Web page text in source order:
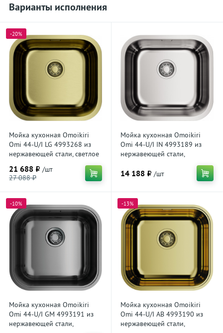
Варианты исполнения
-20%
Мойка кухонная Omoikiri
Omi 44-U/I LG 4993268 из
нержавеющей стали, светлое
21 688 ₽ /шт
27 088 ₽
Мойка кухонная Omoikiri
Omi 44-U/I IN 4993189 из
нержавеющей стали,
14 188 ₽ /шт
-10%
Мойка кухонная Omoikiri
Omi 44-U/I GM 4993191 из
нержавеющей стали,
-13%
Мойка кухонная Omoikiri
Omi 44-U/I AB 4993190 из
нержавеющей стали,